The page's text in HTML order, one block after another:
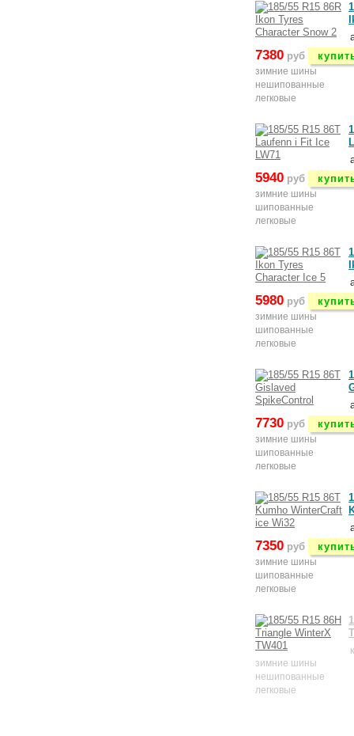
7380 руб
зимние шины
нешипованные
легковые
5940 руб
зимние шины
шипованные
легковые
5980 руб
зимние шины
шипованные
легковые
7730 руб
зимние шины
шипованные
легковые
7350 руб
зимние шины
шипованные
легковые
зимние шины
нешипованные
легковые